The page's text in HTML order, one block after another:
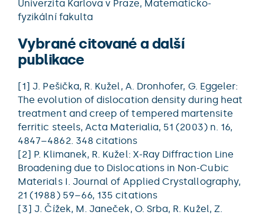
Univerzita Karlova v Praze, Matematicko-
fyzikální fakulta
Vybrané citované a další
publikace
[1] J. Pešička, R. Kužel, A. Dronhofer, G. Eggeler:
The evolution of dislocation density during heat
treatment and creep of tempered martensite
ferritic steels, Acta Materialia, 51 (2003) n. 16,
4847–4862. 348 citations
[2] P. Klimanek, R. Kužel: X-Ray Diffraction Line
Broadening due to Dislocations in Non-Cubic
Materials I. Journal of Applied Crystallography,
21 (1988) 59–66, 135 citations
[3] J. Čížek, M. Janeček, O. Srba, R. Kužel, Z.